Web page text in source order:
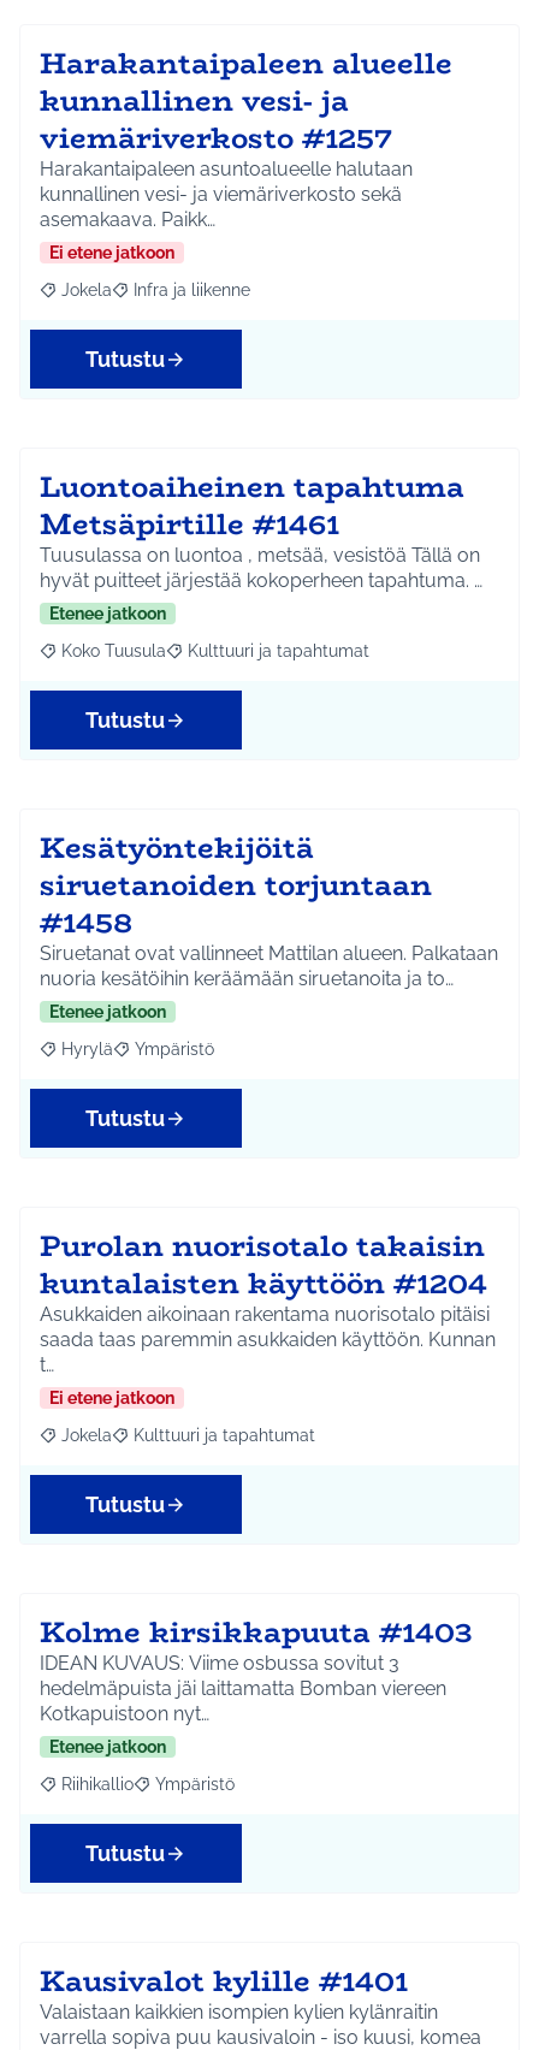
Harakantaipaleen alueelle
kunnallinen vesi- ja
viemäriverkosto #1257
Harakantaipaleen asuntoalueelle halutaan
kunnallinen vesi- ja viemäriverkosto sekä
asemakaava. Paikk…
Ei etene jatkoon
Rajaa tulokset aihepiirin mukaan: Jokela
Jokela Rajaa tulokset teeman mukaan: Infra ja liikenne
Infra ja liikenne
Tutustu
Luontoaiheinen tapahtuma
Metsäpirtille #1461
Tuusulassa on luontoa , metsää, vesistöä Tällä on
hyvät puitteet järjestää kokoperheen tapahtuma. …
Etenee jatkoon
Rajaa tulokset aihepiirin mukaan: Koko Tuusula
Koko Tuusula Rajaa tulokset teeman mukaan: Kulttuuri ja
Kulttuuri ja tapahtumat
Tutustu
Kesätyöntekijöitä
siruetanoiden torjuntaan
#1458
Siruetanat ovat vallinneet Mattilan alueen. Palkataan
nuoria kesätöihin keräämään siruetanoita ja to…
Etenee jatkoon
Rajaa tulokset aihepiirin mukaan: Hyrylä
Hyrylä Rajaa tulokset teeman mukaan: Ympäristö
Ympäristö
Tutustu
Purolan nuorisotalo takaisin
kuntalaisten käyttöön #1204
Asukkaiden aikoinaan rakentama nuorisotalo pitäisi
saada taas paremmin asukkaiden käyttöön. Kunnan
t…
Ei etene jatkoon
Rajaa tulokset aihepiirin mukaan: Jokela
Jokela Rajaa tulokset teeman mukaan: Kulttuuri ja
Kulttuuri ja tapahtumat
Tutustu
Kolme kirsikkapuuta #1403
IDEAN KUVAUS: Viime osbussa sovitut 3
hedelmäpuista jäi laittamatta Bomban viereen
Kotkapuistoon nyt…
Etenee jatkoon
Rajaa tulokset aihepiirin mukaan: Riihikallio
Riihikallio Rajaa tulokset teeman mukaan: Ympäristö
Ympäristö
Tutustu
Kausivalot kylille #1401
Valaistaan kaikkien isompien kylien kylänraitin
varrella sopiva puu kausivaloin - iso kuusi, komea